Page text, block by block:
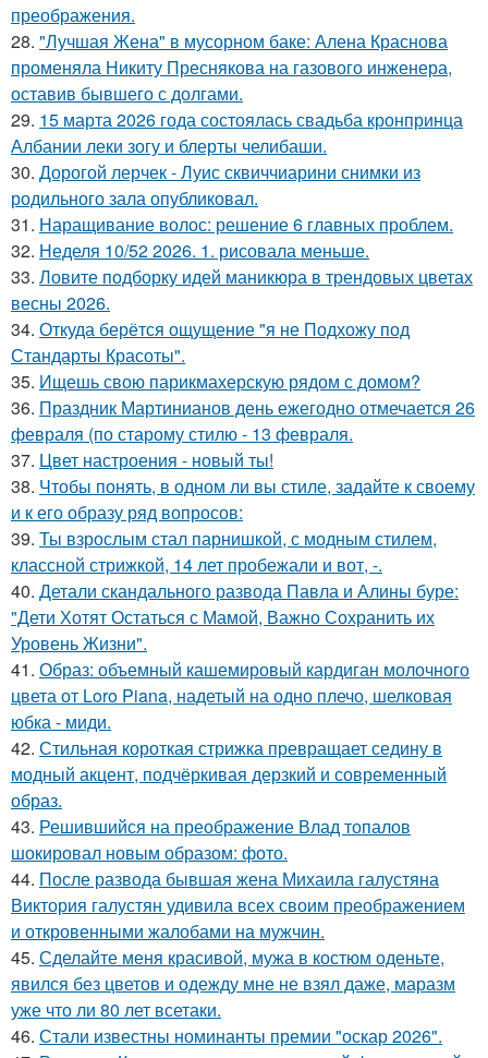
преображения.
28. "Лучшая Жена" в мусорном баке: Алена Краснова
променяла Никиту Преснякова на газового инженера,
оставив бывшего с долгами.
29. 15 марта 2026 года состоялась свадьба кронпринца
Албании леки зогу и блерты челибаши.
30. Дорогой лерчек - Луис сквиччиарини снимки из
родильного зала опубликовал.
31. Наращивание волос: решение 6 главных проблем.
32. Неделя 10/52 2026. 1. рисовала меньше.
33. Ловите подборку идей маникюра в трендовых цветах
весны 2026.
34. Откуда берётся ощущение "я не Подхожу под
Стандарты Красоты".
35. Ищешь свою парикмахерскую рядом с домом?
36. Праздник Мартинианов день ежегодно отмечается 26
февраля (по старому стилю - 13 февраля.
37. Цвет настроения - новый ты!
38. Чтобы понять, в одном ли вы стиле, задайте к своему
и к его образу ряд вопросов:
39. Ты взрослым стал парнишкой, с модным стилем,
классной стрижкой, 14 лет пробежали и вот, -.
40. Детали скандального развода Павла и Алины буре:
"Дети Хотят Остаться с Мамой, Важно Сохранить их
Уровень Жизни".
41. Образ: объемный кашемировый кардиган молочного
цвета от Loro Piana, надетый на одно плечо, шелковая
юбка - миди.
42. Стильная короткая стрижка превращает седину в
модный акцент, подчёркивая дерзкий и современный
образ.
43. Решившийся на преображение Влад топалов
шокировал новым образом: фото.
44. После развода бывшая жена Михаила галустяна
Виктория галустян удивила всех своим преображением
и откровенными жалобами на мужчин.
45. Сделайте меня красивой, мужа в костюм оденьте,
явился без цветов и одежду мне не взял даже, маразм
уже что ли 80 лет всетаки.
46. Стали известны номинанты премии "оскар 2026".